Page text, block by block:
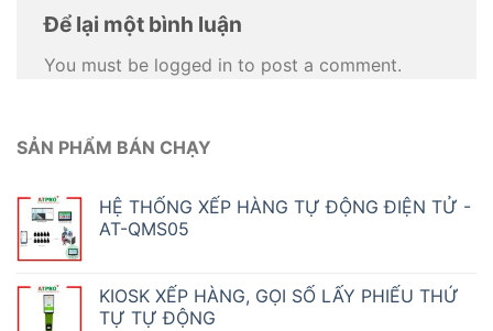
Để lại một bình luận
You must be logged in to post a comment.
SẢN PHẨM BÁN CHẠY
HỆ THỐNG XẾP HÀNG TỰ ĐỘNG ĐIỆN TỬ -
AT-QMS05
KIOSK XẾP HÀNG, GỌI SỐ LẤY PHIẾU THỨ
TỰ TỰ ĐỘNG